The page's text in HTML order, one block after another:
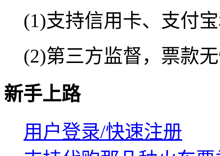
(1)支持信用卡、支付
(2)第三方监督，票款
新手上路
用户登录/快速注册